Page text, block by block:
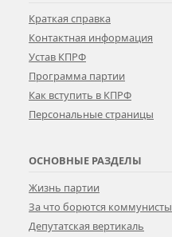
Краткая справка
Контактная информация
Устав КПРФ
Программа партии
Как вступить в КПРФ
Персональные страницы
ОСНОВНЫЕ РАЗДЕЛЫ
Жизнь партии
За что борются коммунисты
Депутатская вертикаль